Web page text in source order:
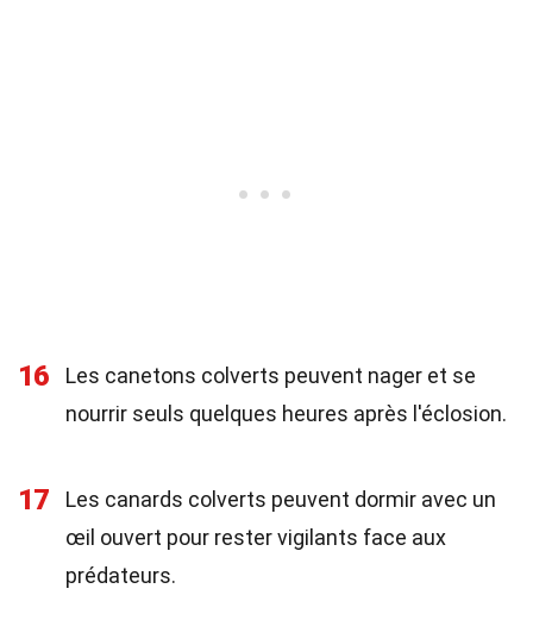
16
Les canetons colverts peuvent nager et se
nourrir seuls quelques heures après l'éclosion.
17
Les canards colverts peuvent dormir avec un
œil ouvert pour rester vigilants face aux
prédateurs.